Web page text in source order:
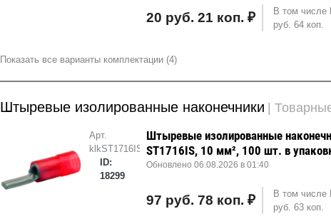
20 руб. 21 коп. ₽
В том
руб. 64 коп.
Показать все варианты комплектации (4)
Штыревые изолированные наконечники |
Арт.
klkST1716IS
ID:
18299
Штыревые изолированные
ST1716IS, 10 мм², 100 шт. в
Обновлено 06.08.2026 в 01:40
97 руб. 78 коп. ₽
В том
руб. 63 коп.